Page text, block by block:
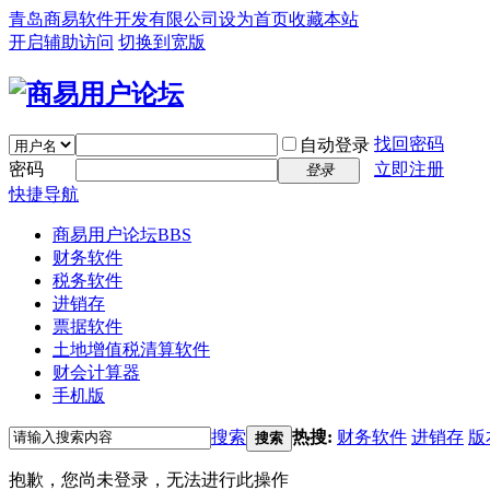
青岛商易软件开发有限公司 设为首页收藏本站
开启辅助访问 切换到宽版
自动登录 找回密码
密码
登录
立即注册
快捷导航
商易用户论坛BBS
财务软件
税务软件
进销存
票据软件
土地增值税清算软件
财会计算器
手机版
搜索 搜索 热搜: 财务软件 进销存 版
抱歉，您尚未登录，无法进行此操作